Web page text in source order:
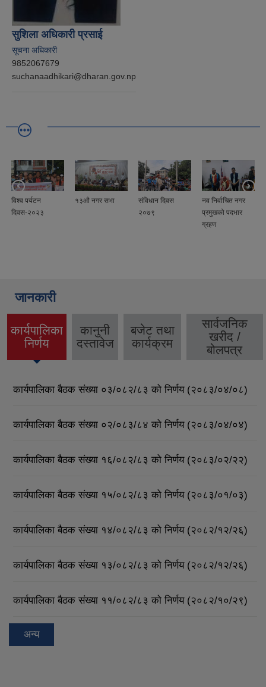
सुशिला अधिकारी प्रसाई
सूचना अधिकारी
9852067679
suchanaadhikari@dharan.gov.np
विश्व पर्यटन
दिवस-२०२३
१३औ नगर सभा
संविधान दिवस
२०७९
नव निर्वाचित नगर
प्रमुखको पदभार
ग्रहण
जानकारी
कार्यपालिका
निर्णय
(active
कानुनी
दस्तावेज
बजेट तथा
कार्यक्रम
सार्वजनिक
खरीद /
बोलपत्र
कार्यपालिका बैठक संख्या ०३/०८२/८३ को निर्णय (२०८३/०४/०८)
कार्यपालिका बैठक संख्या ०२/०८३/८४ को निर्णय (२०८३/०४/०४)
कार्यपालिका बैठक संख्या १६/०८२/८३ को निर्णय (२०८३/०२/२२)
कार्यपालिका बैठक संख्या १५/०८२/८३ को निर्णय (२०८३/०१/०३)
कार्यपालिका बैठक संख्या १४/०८२/८३ को निर्णय (२०८२/१२/२६)
कार्यपालिका बैठक संख्या १३/०८२/८३ को निर्णय (२०८२/१२/२६)
कार्यपालिका बैठक संख्या ११/०८२/८३ को निर्णय (२०८२/१०/२९)
अन्य